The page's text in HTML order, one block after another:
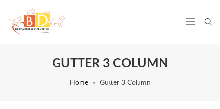
GUTTER 3 COLUMN
Home Gutter 3 Column